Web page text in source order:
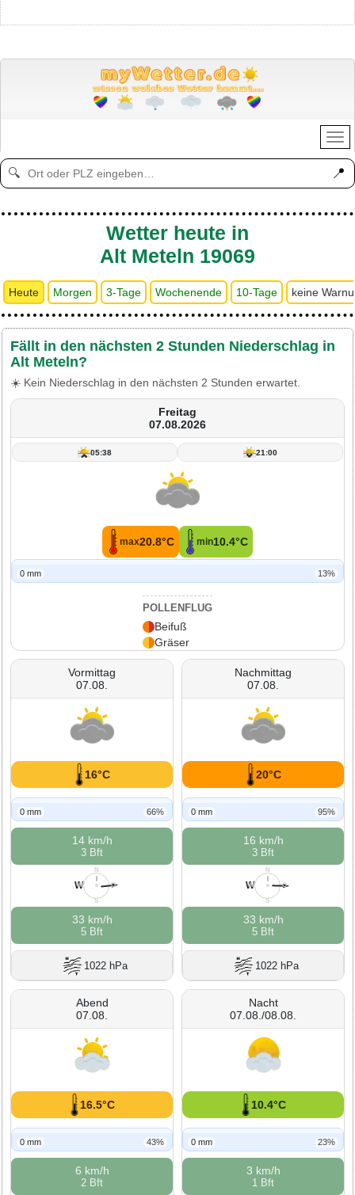
🔍 📍
Wetter heute in
Alt Meteln 19069
Heute Morgen 3-Tage Wochenende 10-Tage keine
Fällt in den nächsten 2 Stunden Niederschlag in
Alt Meteln?
☀️ Kein Niederschlag in den nächsten 2 Stunden erwartet.
Freitag
07.08.2026
05:38 21:00
max20.8°C min10.4°C
0 mm 13%
POLLENFLUG
Beifuß
Gräser
Vormittag
07.08.
16°C
0 mm 66%
14 km/h
3 Bft
N
O
S
W
W
33 km/h
5 Bft
1022 hPa
Nachmittag
07.08.
20°C
0 mm 95%
16 km/h
3 Bft
N
O
S
W
W
33 km/h
5 Bft
1022 hPa
Abend
07.08.
16.5°C
0 mm 43%
6 km/h
2 Bft
Nacht
07.08./08.08.
10.4°C
0 mm 23%
3 km/h
1 Bft